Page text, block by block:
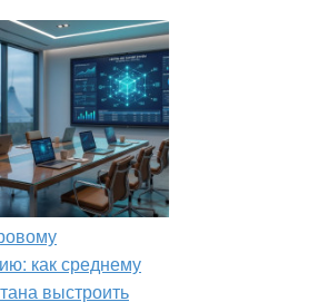
как среднему
выстроить